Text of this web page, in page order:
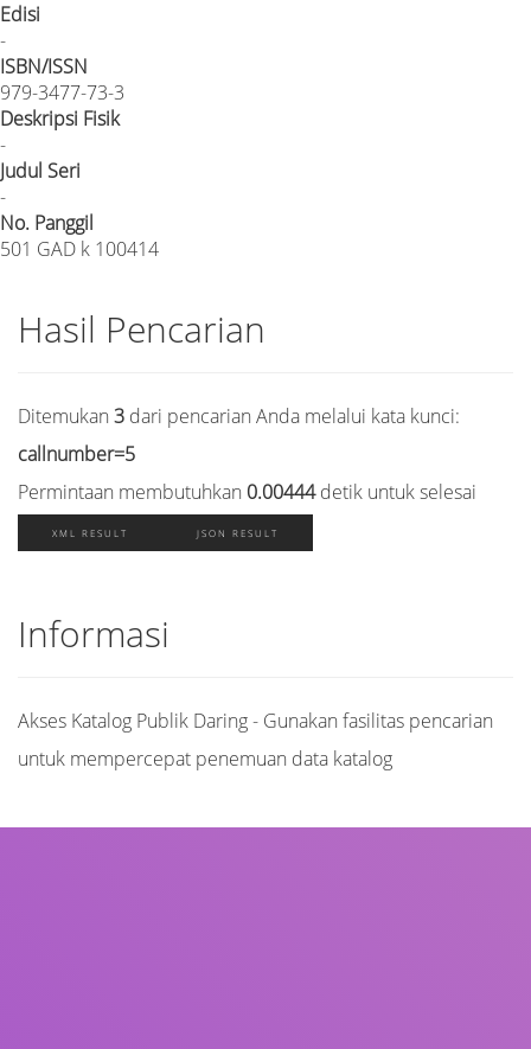
Edisi
-
ISBN/ISSN
979-3477-73-3
Deskripsi Fisik
-
Judul Seri
-
No. Panggil
501 GAD k 100414
Hasil Pencarian
Ditemukan 3 dari pencarian Anda melalui kata kunci:
callnumber=5
Permintaan membutuhkan 0.00444detik untuk selesai
XML RESULT JSON RESULT
Informasi
Akses Katalog Publik Daring - Gunakan fasilitas pencarian
untuk mempercepat penemuan data katalog